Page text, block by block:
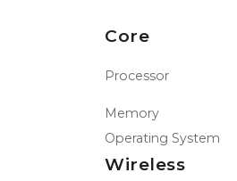
Core
Processor
Memory
Operating System
Wireless